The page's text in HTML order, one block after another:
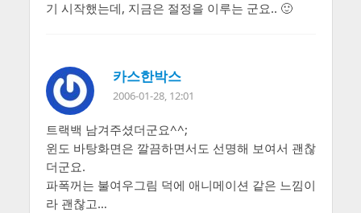
기 시작했는데, 지금은 절정을 이루는 군요.. 🙂
카스한박스
2006-01-28, 12:01
트랙백 남겨주셨더군요^^;
윈도 바탕화면은 깔끔하면서도 선명해 보여서 괜찮
더군요.
파폭꺼는 불여우그림 덕에 애니메이션 같은 느낌이
라 괜찮고…